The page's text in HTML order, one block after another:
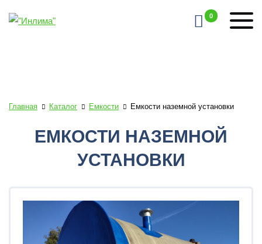
0
Главная Каталог Емкости Емкости наземной установки
ЕМКОСТИ НАЗЕМНОЙ
УСТАНОВКИ